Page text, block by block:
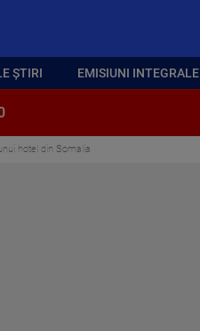
ȘTIRI EMISIUNI INTEGRALE
hotel din Somalia